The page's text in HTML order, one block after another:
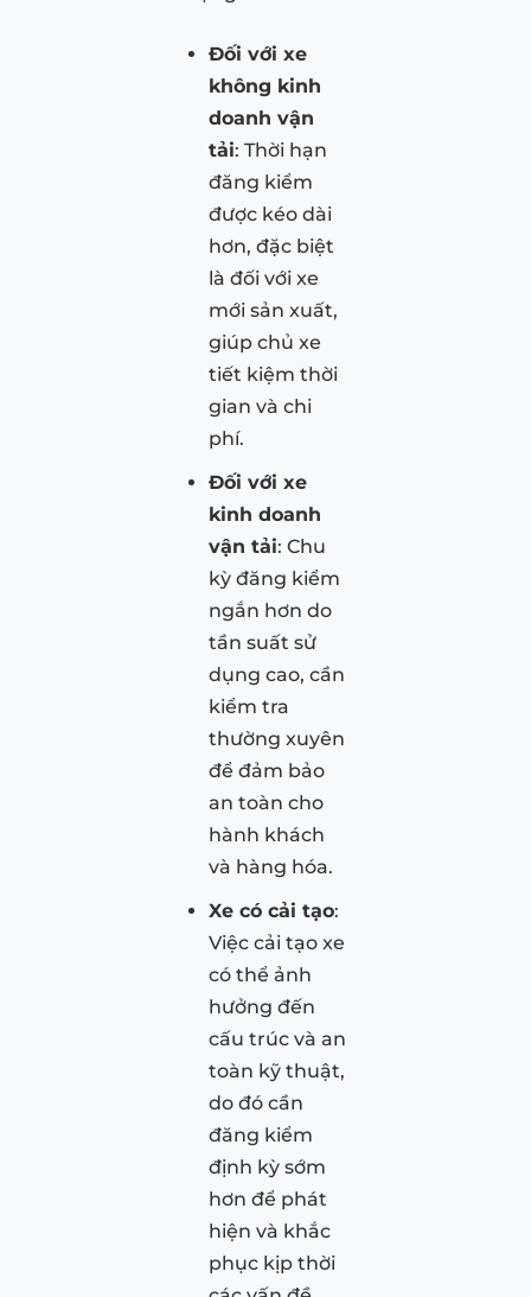
Đối với xe
không kinh
doanh vận
tải: Thời hạn
đăng kiểm
được kéo dài
hơn, đặc biệt
là đối với xe
mới sản xuất,
giúp chủ xe
tiết kiệm thời
gian và chi
phí.
Đối với xe
kinh doanh
vận tải: Chu
kỳ đăng kiểm
ngắn hơn do
tần suất sử
dụng cao, cần
kiểm tra
thường xuyên
để đảm bảo
an toàn cho
hành khách
và hàng hóa.
Xe có cải tạo:
Việc cải tạo xe
có thể ảnh
hưởng đến
cấu trúc và an
toàn kỹ thuật,
do đó cần
đăng kiểm
định kỳ sớm
hơn để phát
hiện và khắc
phục kịp thời